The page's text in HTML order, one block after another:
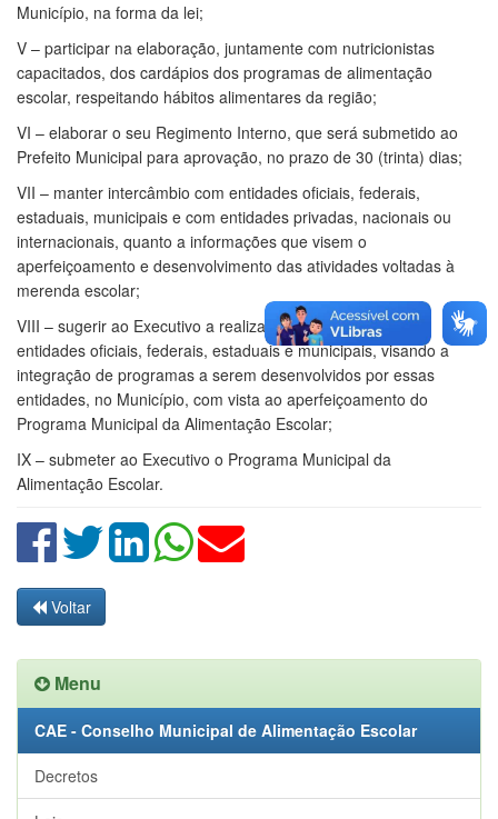
Município, na forma da lei;
V – participar na elaboração, juntamente com nutricionistas
capacitados, dos cardápios dos programas de alimentação
escolar, respeitando hábitos alimentares da região;
VI – elaborar o seu Regimento Interno, que será submetido ao
Prefeito Municipal para aprovação, no prazo de 30 (trinta) dias;
VII – manter intercâmbio com entidades oficiais, federais,
estaduais, municipais e com entidades privadas, nacionais ou
internacionais, quanto a informações que visem o
aperfeiçoamento e desenvolvimento das atividades voltadas à
merenda escolar;
VIII – sugerir ao Executivo a realização de convênios com
entidades oficiais, federais, estaduais e municipais, visando a
integração de programas a serem desenvolvidos por essas
entidades, no Município, com vista ao aperfeiçoamento do
Programa Municipal da Alimentação Escolar;
IX – submeter ao Executivo o Programa Municipal da
Alimentação Escolar.
Voltar
Menu
CAE - Conselho Municipal de Alimentação Escolar
Decretos